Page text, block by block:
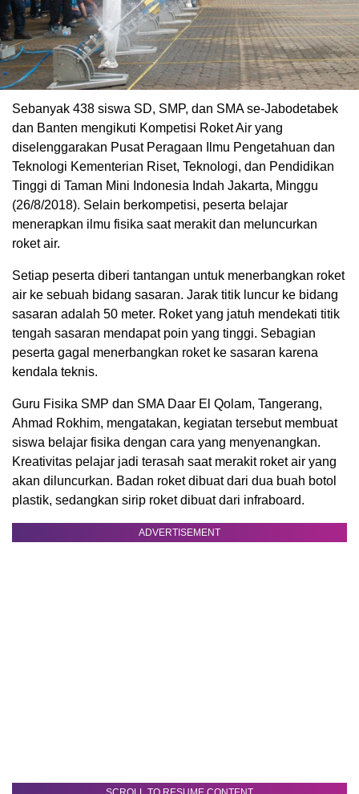
Sebanyak 438 siswa SD, SMP, dan SMA se-Jabodetabek
dan Banten mengikuti Kompetisi Roket Air yang
diselenggarakan Pusat Peragaan Ilmu Pengetahuan dan
Teknologi Kementerian Riset, Teknologi, dan Pendidikan
Tinggi di Taman Mini Indonesia Indah Jakarta, Minggu
(26/8/2018). Selain berkompetisi, peserta belajar
menerapkan ilmu fisika saat merakit dan meluncurkan
roket air.
Setiap peserta diberi tantangan untuk menerbangkan roket
air ke sebuah bidang sasaran. Jarak titik luncur ke bidang
sasaran adalah 50 meter. Roket yang jatuh mendekati titik
tengah sasaran mendapat poin yang tinggi. Sebagian
peserta gagal menerbangkan roket ke sasaran karena
kendala teknis.
Guru Fisika SMP dan SMA Daar El Qolam, Tangerang,
Ahmad Rokhim, mengatakan, kegiatan tersebut membuat
siswa belajar fisika dengan cara yang menyenangkan.
Kreativitas pelajar jadi terasah saat merakit roket air yang
akan diluncurkan. Badan roket dibuat dari dua buah botol
plastik, sedangkan sirip roket dibuat dari infraboard.
ADVERTISEMENT